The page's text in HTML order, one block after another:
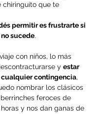
chiringuito que te
permitir es frustrarte si
sucede.
con niños, lo más
y estar
contingencia,
nombrar los clásicos
feroces de
y nos dan ganas de